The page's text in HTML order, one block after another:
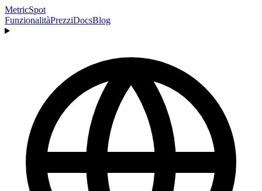
MetricSpot
FunzionalitàPrezziDocsBlog